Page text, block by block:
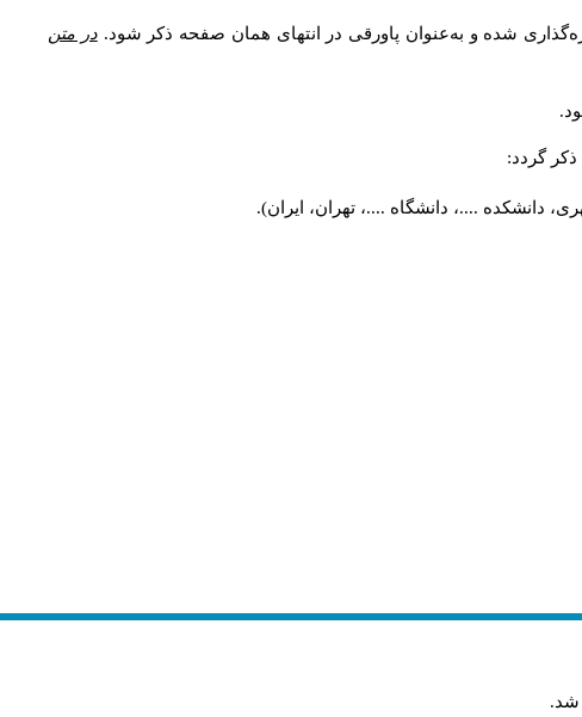
شده و به‌عنوان پاورقی در انتهای همان صفحه ذکر شود. در متن
گردد:
دانشکده ....، دانشگاه ....، تهران، ایران).
شد.